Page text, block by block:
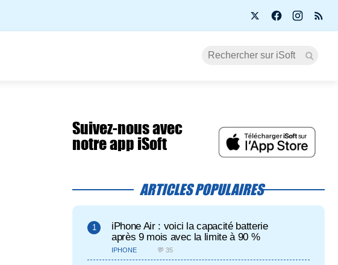
Suivez-nous avec
notre app iSoft
ARTICLES POPULAIRES
iPhone Air : voici la capacité batterie
après 9 mois avec la limite à 90 %
IPHONE 💬 35